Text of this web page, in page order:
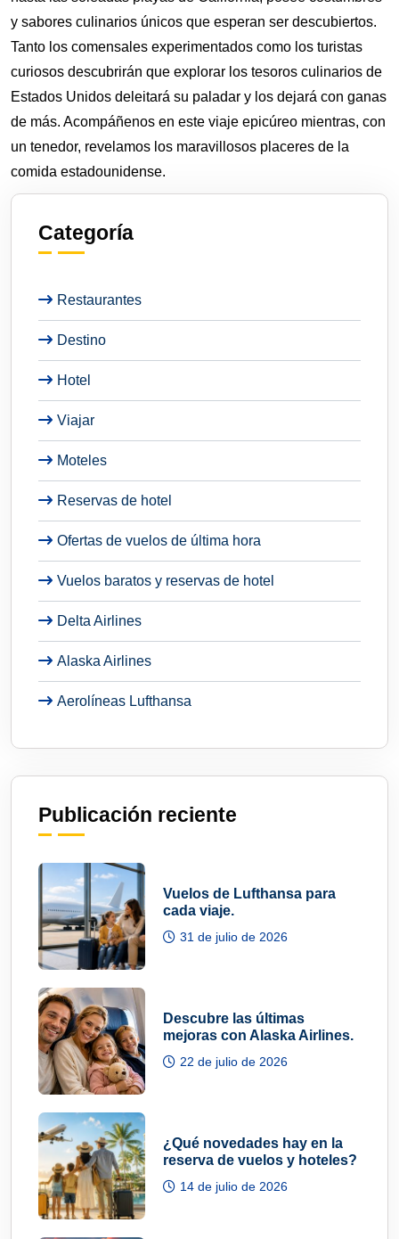
y sabores culinarios únicos que esperan ser descubiertos.
Tanto los comensales experimentados como los turistas
curiosos descubrirán que explorar los tesoros culinarios de
Estados Unidos deleitará su paladar y los dejará con ganas
de más. Acompáñenos en este viaje epicúreo mientras, con
un tenedor, revelamos los maravillosos placeres de la
comida estadounidense.
Categoría
Restaurantes
Destino
Hotel
Viajar
Moteles
Reservas de hotel
Ofertas de vuelos de última hora
Vuelos baratos y reservas de hotel
Delta Airlines
Alaska Airlines
Aerolíneas Lufthansa
Publicación reciente
Vuelos de Lufthansa para
cada viaje.
31 de julio de 2026
Descubre las últimas
mejoras con Alaska Airlines.
22 de julio de 2026
¿Qué novedades hay en la
reserva de vuelos y hoteles?
14 de julio de 2026